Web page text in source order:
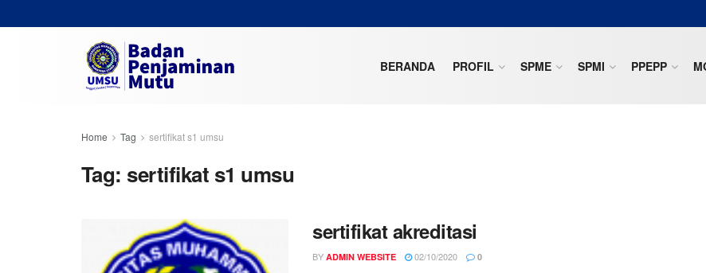
BERANDA PROFIL SPME SPMI PPEPP
Home Tag sertifikat s1 umsu
Tag: sertifikat s1 umsu
sertifikat akreditasi
BY ADMIN WEBSITE 02/10/2020 0